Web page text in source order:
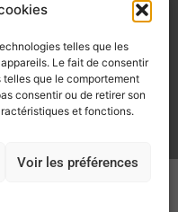
telles que les
Le fait de consentir
que le comportement
consentir ou de retirer son
et fonctions.
Voir les préférences